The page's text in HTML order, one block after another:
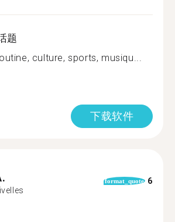
题
culture, sports, musiqu...
下载软件
format_quote 6